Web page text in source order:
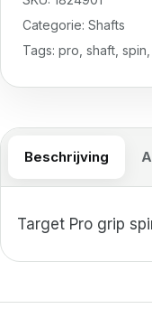
Categorie: Shafts
Tags: pro, shaft, spin,
Beschrijving
Target Pro grip